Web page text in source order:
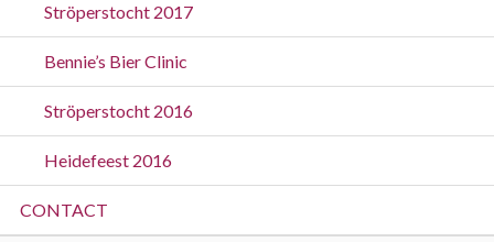
Ströperstocht 2017
Bennie’s Bier Clinic
Ströperstocht 2016
Heidefeest 2016
CONTACT